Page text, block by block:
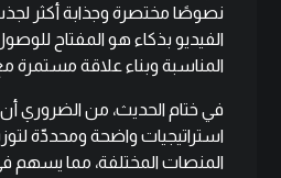
نصوصًا مختصرة وجذابة أكثر
الفيديو بذكاء هو المفتاح
المناسبة وبناء علاقة مستمرة
في ختام الحديث، من الضروري
استراتيجيات واضحة ومحددّة
المنصات المختلفة، مما يسهم